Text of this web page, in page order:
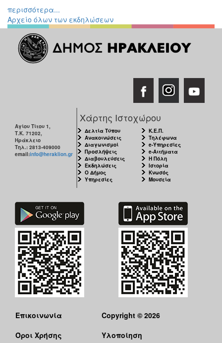
ΔΗΜΟΣ
ΠΟΛΙΤΙΣΜΟΣ
ΑΝΘΕΚΤΙΚΗ
περισσότερα...
Αρχείο όλων των εκδηλώσεων
Αγίου Τίτου 1,
Τ.Κ. 71202,
Ηράκλειο
Τηλ.: 2813-409000
email:info@heraklion.gr
Χάρτης Ιστοχώρου
Δελτία Τύπου
Ανακοινώσεις
Διαγωνισμοί
Προσλήψεις
Διαβουλεύσεις
Εκδηλώσεις
Ο Δήμος
Υπηρεσίες
Κ.Ε.Π.
Τηλέφωνα
e-Υπηρεσίες
e-Αιτήματα
Η Πόλη
Ιστορία
Κνωσός
Μουσεία
Επικοινωνία
Όροι Χρήσης
Copyright © 2026
Υλοποίηση